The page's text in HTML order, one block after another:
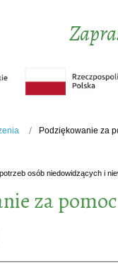
Podziękowanie za
osób niedowidzących i
za pomoc